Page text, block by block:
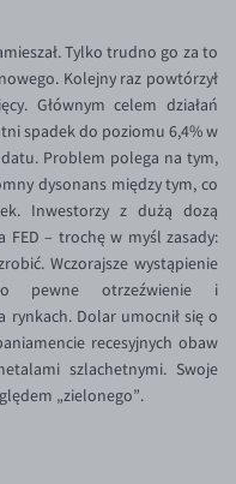
Tylko trudno go za to
Kolejny raz powtórzył
Głównym celem działań
spadek do poziomu 6,4% w
Problem polega na tym,
dysonans między tym, co
Inwestorzy z dużą dozą
FED – trochę w myśl zasady:
Wczorajsze wystąpienie
pewne otrzeźwienie i
rynkach. Dolar umocnił się o
recesyjnych obaw
szlachetnymi. Swoje
„zielonego”.